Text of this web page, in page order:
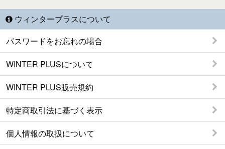
ウィンタープラスについて
パスワードをお忘れの場合
WINTER PLUSについて
WINTER PLUS販売規約
特定商取引法に基づく表示
個人情報の取扱について